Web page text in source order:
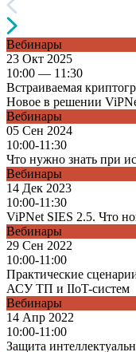
Вебинары
23 Окт 2025
10:00 — 11:30
Встраиваемая
Новое в решении
Вебинары
05 Сен 2024
10:00-11:30
Что нужно знать при
Вебинары
14 Дек 2023
10:00-11:30
ViPNet SIES 2.5. Что
Вебинары
29 Сен 2022
10:00-11:00
Практические
АСУ ТП и IIoT-систем
Вебинары
14 Апр 2022
10:00-11:00
Защита